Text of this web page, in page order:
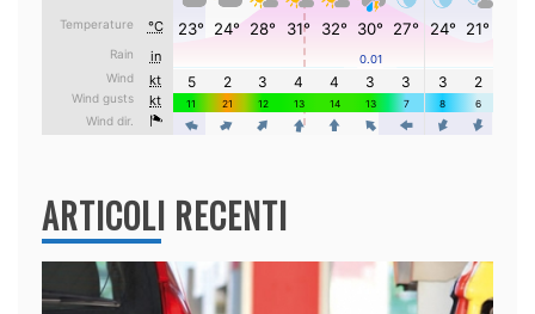
ARTICOLI RECENTI